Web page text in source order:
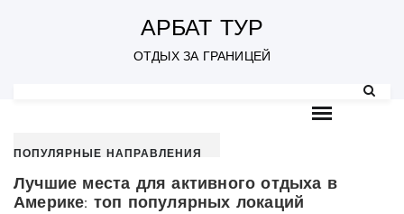
АРБАТ ТУР
ОТДЫХ ЗА ГРАНИЦЕЙ
ПОПУЛЯРНЫЕ НАПРАВЛЕНИЯ
Лучшие места для активного отдыха в
Америке: топ популярных локаций